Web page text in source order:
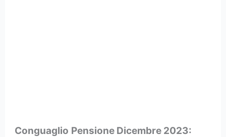
Conguaglio Pensione Dicembre 2023: